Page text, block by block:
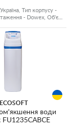
Тип корпусу -
- Dowex, Об'єм
ECOSOFT
води
FU1235CABCE